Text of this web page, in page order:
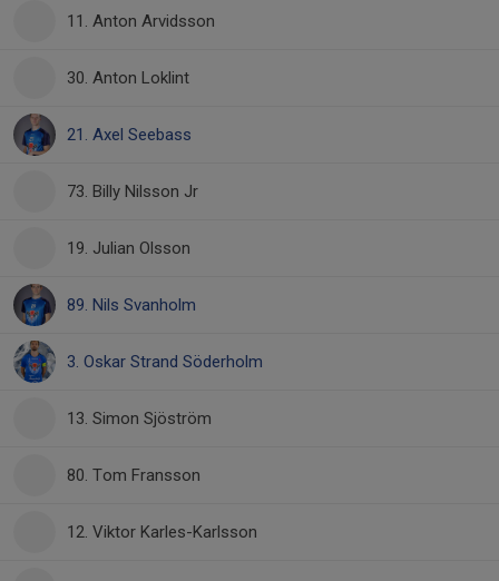
11. Anton Arvidsson
30. Anton Loklint
21. Axel Seebass
73. Billy Nilsson Jr
19. Julian Olsson
89. Nils Svanholm
3. Oskar Strand Söderholm
13. Simon Sjöström
80. Tom Fransson
12. Viktor Karles-Karlsson